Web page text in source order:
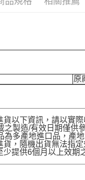
原
貨以下資訊，請以實際
製造/有效日期僅供
多產地進口品，產
貨，隨機出貨無法指
少提供6個月以上效期